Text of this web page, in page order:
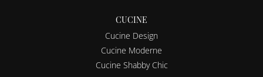
CUCINE
Cucine Design
Cucine Moderne
Cucine Shabby Chic